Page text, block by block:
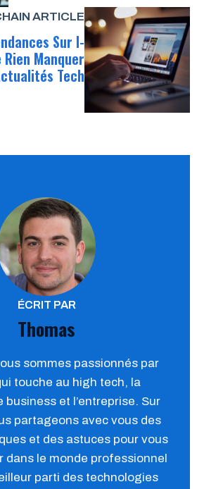
ARTICLE
Sur I-
Manquer
Tech
ÉCRIT PAR
Thomas
sommes passionnés par
touche au high tech, la
business et l’entreprise. Sur
partageons avec vous des
et des astuces pour vous
dans le monde professionnel
parti des technologies